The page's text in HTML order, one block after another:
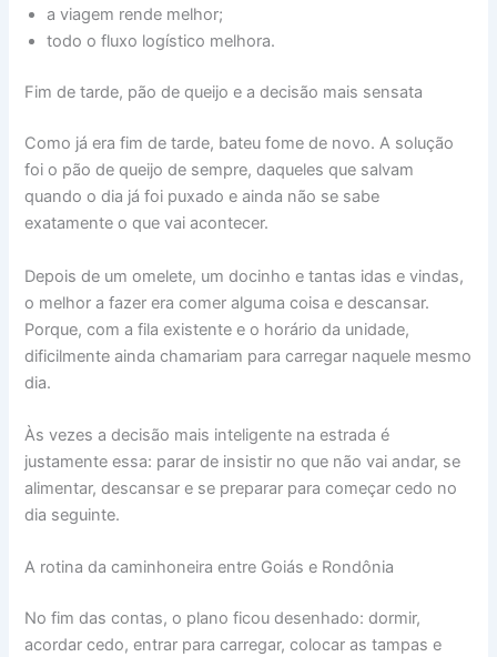
a viagem rende melhor;
todo o fluxo logístico melhora.
Fim de tarde, pão de queijo e a decisão mais sensata
Como já era fim de tarde, bateu fome de novo. A solução
foi o pão de queijo de sempre, daqueles que salvam
quando o dia já foi puxado e ainda não se sabe
exatamente o que vai acontecer.
Depois de um omelete, um docinho e tantas idas e vindas,
o melhor a fazer era comer alguma coisa e descansar.
Porque, com a fila existente e o horário da unidade,
dificilmente ainda chamariam para carregar naquele mesmo
dia.
Às vezes a decisão mais inteligente na estrada é
justamente essa: parar de insistir no que não vai andar, se
alimentar, descansar e se preparar para começar cedo no
dia seguinte.
A rotina da caminhoneira entre Goiás e Rondônia
No fim das contas, o plano ficou desenhado: dormir,
acordar cedo, entrar para carregar, colocar as tampas e